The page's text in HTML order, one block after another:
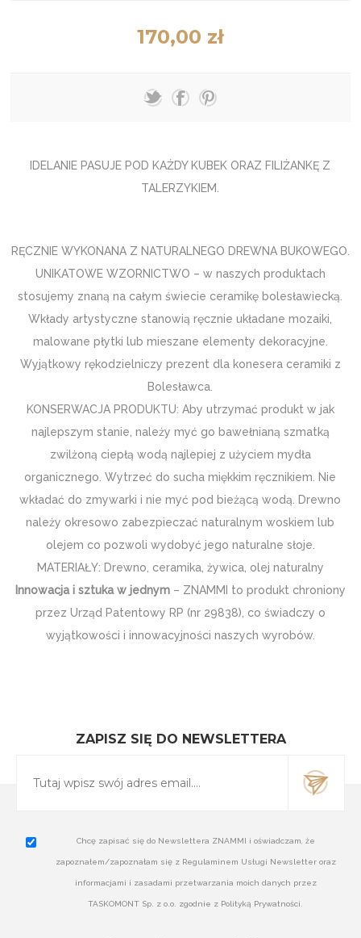
170,00 zł
IDELANIE PASUJE POD KAŻDY KUBEK ORAZ FILIŻANKĘ Z
TALERZYKIEM.
RĘCZNIE WYKONANA Z NATURALNEGO DREWNA BUKOWEGO.
UNIKATOWE WZORNICTWO – w naszych produktach
stosujemy znaną na całym świecie ceramikę bolesławiecką.
Wkłady artystyczne stanowią ręcznie układane mozaiki,
malowane płytki lub mieszane elementy dekoracyjne.
Wyjątkowy rękodzielniczy prezent dla konesera ceramiki z
Bolesławca.
KONSERWACJA PRODUKTU: Aby utrzymać produkt w jak
najlepszym stanie, należy myć go bawełnianą szmatką
zwilżoną ciepłą wodą najlepiej z użyciem mydła
organicznego. Wytrzeć do sucha miękkim ręcznikiem. Nie
wkładać do zmywarki i nie myć pod bieżącą wodą. Drewno
należy okresowo zabezpieczać naturalnym woskiem lub
olejem co pozwoli wydobyć jego naturalne słoje.
MATERIAŁY: Drewno, ceramika, żywica, olej naturalny
Innowacja i sztuka w jednym– ZNAMMI to produkt chroniony
przez Urząd Patentowy RP (nr 29838), co świadczy o
wyjątkowości i innowacyjności naszych wyrobów.
ZAPISZ SIĘ DO NEWSLETTERA
Chcę zapisać się do Newslettera ZNAMMI i oświadczam, że
zapoznałem/zapoznałam się z Regulaminem Usługi Newsletter oraz
informacjami i zasadami przetwarzania moich danych przez
TASKOMONT Sp. z o.o. zgodnie z Polityką Prywatności.